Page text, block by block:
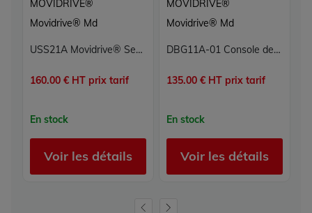
MOVIDRIVE®
Movidrive® Md
USS21A Movidrive® Sew Eurodrive
160.00 € HT prix tarif
En stock
Voir les détails
MOVIDRIVE®
Movidrive® Md
DBG11A-01 Console de paramétrage Movidrive® Sew Eurodrive
135.00 € HT prix tarif
En stock
Voir les détails